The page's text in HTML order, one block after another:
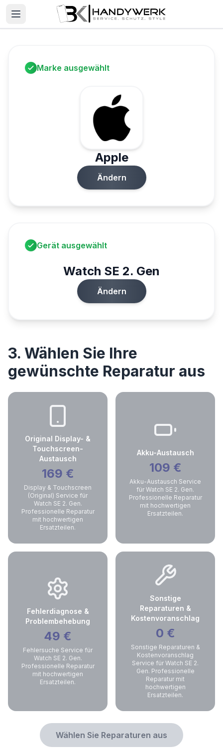
Marke ausgewählt
Apple
Ändern
Gerät ausgewählt
Watch SE 2. Gen
Ändern
3. Wählen Sie Ihre
gewünschte Reparatur aus
Original Display- &
Touchscreen-
Austausch
169 €
Display & Touchscreen
(Original) Service für
Watch SE 2. Gen.
Professionelle Reparatur
mit hochwertigen
Ersatzteilen.
Akku-Austausch
109 €
Akku-Austausch Service
für Watch SE 2. Gen.
Professionelle Reparatur
mit hochwertigen
Ersatzteilen.
Fehlerdiagnose &
Problembehebung
49 €
Fehlersuche Service für
Watch SE 2. Gen.
Professionelle Reparatur
mit hochwertigen
Ersatzteilen.
Sonstige
Reparaturen &
Kostenvoranschlag
0 €
Sonstige Reparaturen &
Kostenvoranschlag
Service für Watch SE 2.
Gen. Professionelle
Reparatur mit
hochwertigen
Ersatzteilen.
Wählen Sie Reparaturen aus